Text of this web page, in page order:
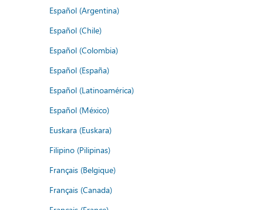
Español (Argentina)
Español (Chile)
Español (Colombia)
Español (España)
Español (Latinoamérica)
Español (México)
Euskara (Euskara)
Filipino (Pilipinas)
Français (Belgique)
Français (Canada)